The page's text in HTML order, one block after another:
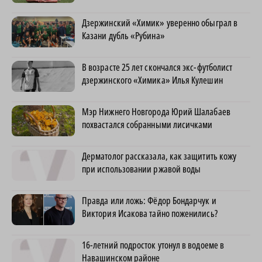
Дзержинский «Химик» уверенно обыграл в
Казани дубль «Рубина»
В возрасте 25 лет скончался экс-футболист
дзержинского «Химика» Илья Кулешин
Мэр Нижнего Новгорода Юрий Шалабаев
похвастался собранными лисичками
Дерматолог рассказала, как защитить кожу
при использовании ржавой воды
Правда или ложь: Фёдор Бондарчук и
Виктория Исакова тайно поженились?
16-летний подросток утонул в водоеме в
Навашинском районе